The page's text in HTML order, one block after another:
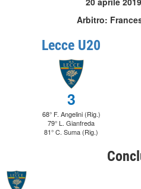
Arbitro:
Lecce U20
3
68° F. Angelini (Rig.)
79° L. Gianfreda
81° C. Suma (Rig.)